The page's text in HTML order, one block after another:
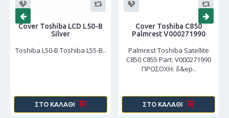
Cover Toshiba LCD L50-B
Silver
Toshiba L50-B Toshiba L55-B..
ΣΤΟ ΚΑΛΆΘΙ
Cover Toshiba C850
Palmrest V000271990
Palmrest Toshiba Satellite
C850 C855 Part: V000271990
ΠΡΟΣΟΧΗ: δ&ep..
ΣΤΟ ΚΑΛΆΘΙ